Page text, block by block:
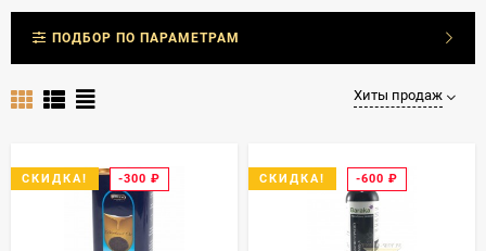
ПОДБОР ПО ПАРАМЕТРАМ
Хиты продаж
СКИДКА! -300 ₽ СКИДКА! -600 ₽